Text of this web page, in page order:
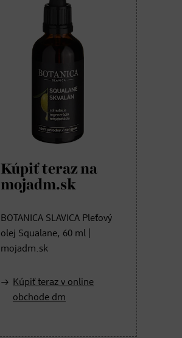
Kúpiť teraz na
mojadm.sk
BOTANICA SLAVICA Pleťový
olej Squalane, 60 ml |
mojadm.sk
Kúpiť teraz v online
obchode dm